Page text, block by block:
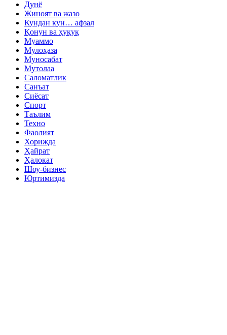
Дунё
Жиноят ва жазо
Кундан кун… афзал
Қонун ва ҳуқуқ
Муаммо
Мулоҳаза
Муносабат
Мутолаа
Саломатлик
Санъат
Сиёсат
Спорт
Таълим
Техно
Фаолият
Хорижда
Ҳайрат
Ҳалокат
Шоу-бизнес
Юртимизда